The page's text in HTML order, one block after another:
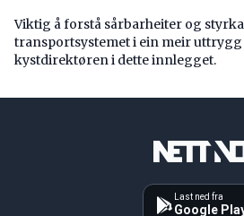
Viktig å forstå ­sårbarheiter og
transport­systemet i ein meir
kystdirektøren i dette innlegget.
Last ned fra
Google